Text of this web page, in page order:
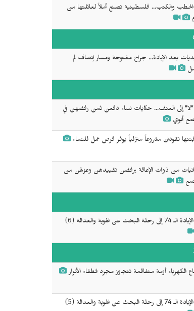
والكتب... فلسطينية تصنع أملاً لعائلتها من
بعد الإبادة... جراح مفتوحة ومسار إنصاف لم
إلى العنف... حكايات نساء دفعن ثمن رفضهن في
أبوي
تقودان مشروعاً منزلياً يوفر فرص عمل للنساء
من ذوات الإعاقة يرفضن تقييدهن وعزلهن من
رحلة البحث عن الهوية والعدالة (6)
الكهرباء أزمة متفاقمة تتجاوز مجرد انطفاء الأنوار
رحلة البحث عن الهوية والعدالة (5)